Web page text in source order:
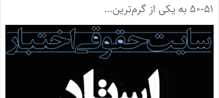
۵۱-۵۰ به یکی از گرم‌ترین…